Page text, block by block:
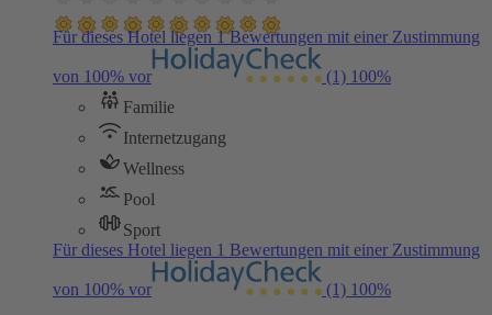
Für dieses Hotel liegen 1 Bewertungen mit einer Zustimmung
von 100% vor (1) 100%
Familie
Internetzugang
Wellness
Pool
Sport
Für dieses Hotel liegen 1 Bewertungen mit einer Zustimmung
von 100% vor (1) 100%